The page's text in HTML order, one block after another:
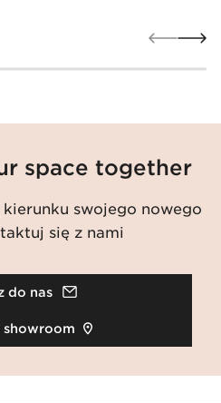
space together
swojego nowego
się z nami
do nas
showroom